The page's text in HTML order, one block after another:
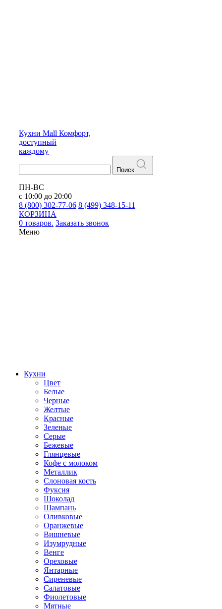
Кухни Mall Комфорт,
доступный
каждому
Поиск
ПН-ВС
с 10:00 до 20:00
8 (800) 302-77-06 8 (499) 348-15-11
КОРЗИНА
0 товаров. Заказать звонок
Меню
Кухни
Цвет
Белые
Черные
Желтые
Красные
Зеленые
Серые
Бежевые
Глянцевые
Кофе с молоком
Металлик
Слоновая кость
Фуксия
Шоколад
Шампань
Оливковые
Оранжевые
Вишневые
Изумрудные
Венге
Ореховые
Янтарные
Сиреневые
Салатовые
Фиолетовые
Мятные